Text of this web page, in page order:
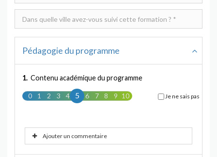
Pédagogie du programme
1. Contenu académique du programme
5
0 1 2 3 4 5 6 7 8 9 10 Je ne sais pas
Ajouter un commentaire